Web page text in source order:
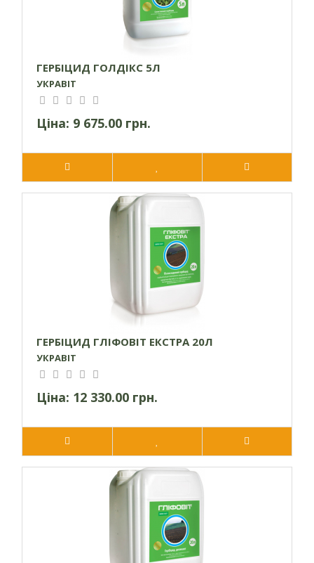
ГЕРБІЦИД ГОЛДІКС 5Л
УКРАВІТ
Ціна: 9 675.00 грн.
ГЕРБІЦИД ГЛІФОВІТ ЕКСТРА 20Л
УКРАВІТ
Ціна: 12 330.00 грн.